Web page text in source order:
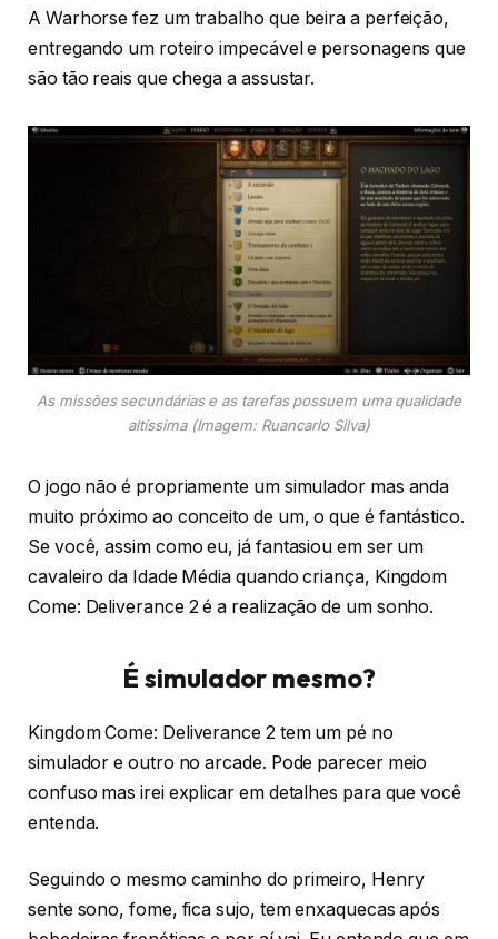
A Warhorse fez um trabalho que beira a perfeição,
entregando um roteiro impecável e personagens que
são tão reais que chega a assustar.
As missões secundárias e as tarefas possuem uma qualidade
altíssima (Imagem: Ruancarlo Silva)
O jogo não é propriamente um simulador mas anda
muito próximo ao conceito de um, o que é fantástico.
Se você, assim como eu, já fantasiou em ser um
cavaleiro da Idade Média quando criança, Kingdom
Come: Deliverance 2 é a realização de um sonho.
É simulador mesmo?
Kingdom Come: Deliverance 2 tem um pé no
simulador e outro no arcade. Pode parecer meio
confuso mas irei explicar em detalhes para que você
entenda.
Seguindo o mesmo caminho do primeiro, Henry
sente sono, fome, fica sujo, tem enxaquecas após